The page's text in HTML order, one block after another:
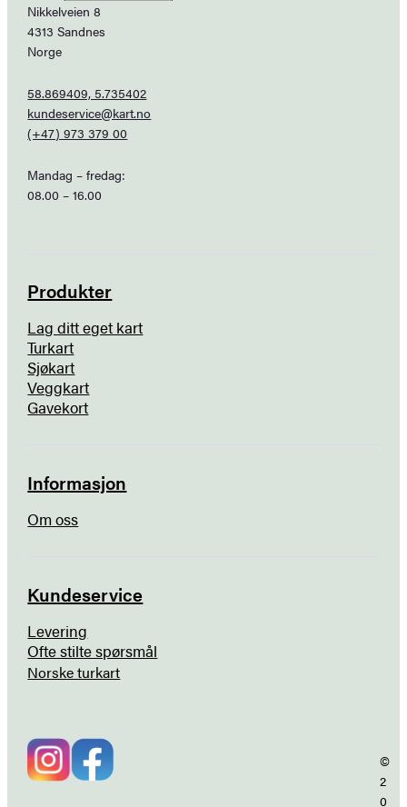
Nikkelveien 8
4313 Sandnes
Norge
58.869409, 5.735402
kundeservice@kart.no
(+47) 973 379 00
Mandag – fredag:
08.00 – 16.00
Produkter
Lag ditt eget kart
Turkart
Sjøkart
Veggkart
Gavekort
Informasjon
Om oss
Kundeservice
Levering
Ofte stilte spørsmål
Norske turkart
©
2
0